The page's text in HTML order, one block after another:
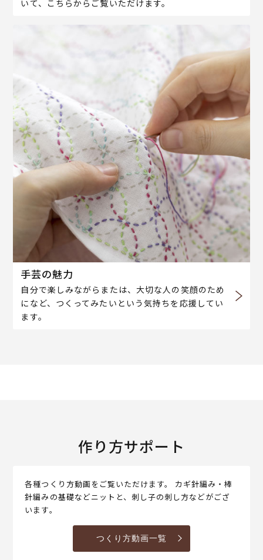
いて、こちらからご覧いただけます。
手芸の魅力
自分で楽しみながらまたは、大切な人の笑顔のため
になど、つくってみたいという気持ちを応援してい
ます。
作り方サポート
各種つくり方動画をご覧いただけます。 カギ針編み・棒
針編みの基礎などニットと、刺し子の刺し方などがござ
います。
つくり方動画一覧